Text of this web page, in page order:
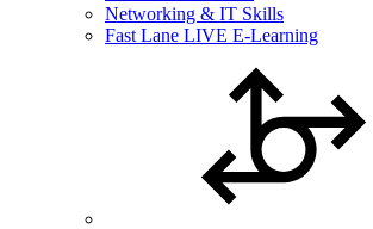
Networking & IT Skills
Fast Lane LIVE E-Learning